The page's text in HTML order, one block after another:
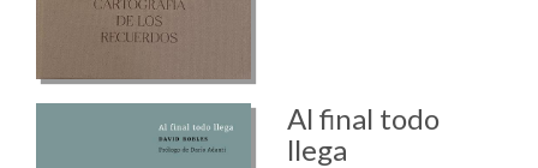
Al final todo
llega